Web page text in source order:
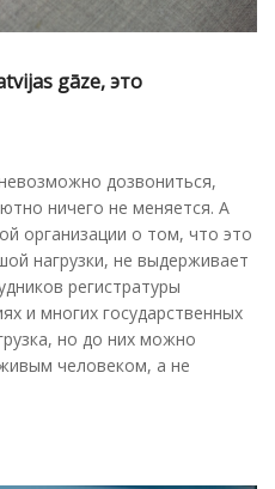
gāze, это
дозвониться,
ничего не меняется. А
организации о том, что это
нагрузки, не выдерживает
регистратуры
и многих государственных
но до них можно
человеком, а не